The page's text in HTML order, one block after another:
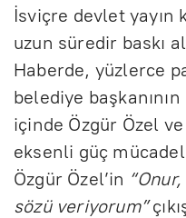
İsviçre devlet yayın
uzun süredir baskı
Haberde, yüzlerce
belediye başkanının
içinde Özgür Özel
eksenli güç
Özgür Özel’in
sözü veriyorum”